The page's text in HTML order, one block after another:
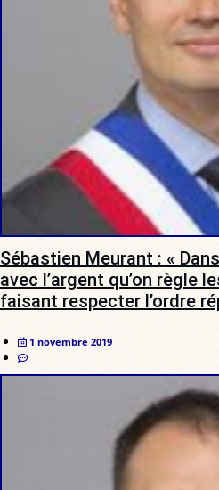
Sébastien Meurant : «
avec l’argent qu’on règle
faisant respecter l’ordre
1 novembre 2019